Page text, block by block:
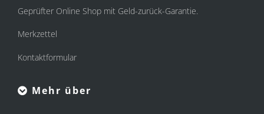
Geprüfter Online Shop mit Geld-zurück-Garantie.
Merkzettel
Kontaktformular
Mehr über